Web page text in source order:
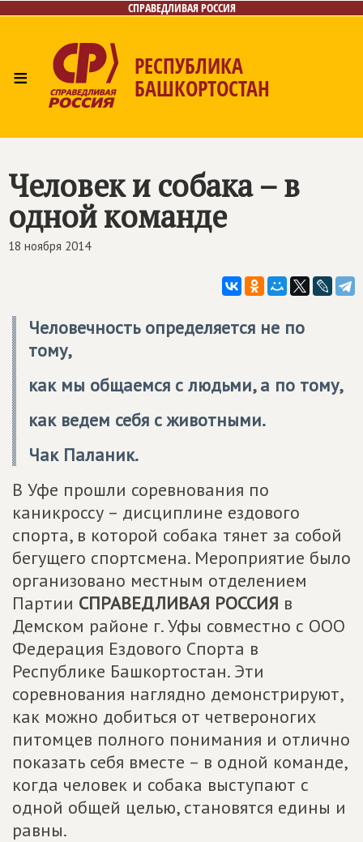
СПРАВЕДЛИВАЯ РОССИЯ
≡ РЕСПУБЛИКА
БАШКОРТОСТАН
Поиск
Человек и собака – в
одной команде
18 ноября 2014
Человечность определяется не по
тому,
как мы общаемся с людьми, а по тому,
как ведем себя с животными.
Чак Паланик.
В Уфе прошли соревнования по
каникроссу – дисциплине ездового
спорта, в которой собака тянет за собой
бегущего спортсмена. Мероприятие было
организовано местным отделением
Партии СПРАВЕДЛИВАЯ РОССИЯ в
Демском районе г. Уфы совместно с ООО
Федерация Ездового Спорта в
Республике Башкортостан. Эти
соревнования наглядно демонстрируют,
как можно добиться от четвероногих
питомцев полного понимания и отлично
показать себя вместе – в одной команде,
когда человек и собака выступают с
одной общей целью, становятся едины и
равны.